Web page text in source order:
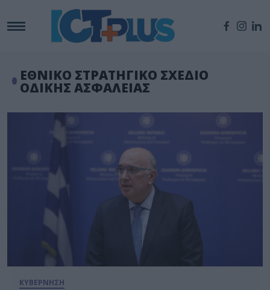
ΕΘΝΙΚΟ ΣΤΡΑΤΗΓΙΚΟ ΣΧΕΔΙΟ
ΟΔΙΚΗΣ ΑΣΦΑΛΕΙΑΣ
ΚΥΒΕΡΝΗΣΗ